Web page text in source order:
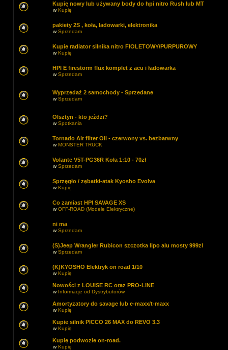
Kupię nowy lub używany body do hpi nitro Rush lub MT
wKupię
pakiety 2S , koła, ładowarki, elektronika
wSprzedam
Kupie radiator silnika nitro FIOLETOWY/PURPUROWY
wKupię
HPI E firestorm flux komplet z acu i ładowarka
wSprzedam
Wyprzedaż 2 samochody - Sprzedane
wSprzedam
Olsztyn - kto jeździ?
wSpotkania
Tornado Air filter Oil - czerwony vs. bezbarwny
wMONSTER TRUCK
Volante V5T-PG36R Koła 1:10 - 70zł
wSprzedam
Sprzęgło / zębatki-atak Kyosho Evolva
wKupię
Co zamiast HPI SAVAGE XS
wOFF-ROAD (Modele Elektryczne)
ni ma
wSprzedam
(S)Jeep Wrangler Rubicon szczotka lipo alu mosty 999zl
wSprzedam
(K)KYOSHO Elektryk on road 1/10
wKupię
Nowości z LOUISE RC oraz PRO-LINE
w Informacje od Dystrybutorów
Amortyzatory do savage lub e-maxx/t-maxx
wKupię
Kupie silnik PICCO 26 MAX do REVO 3.3
wKupię
Kupię podwozie on-road.
wKupię